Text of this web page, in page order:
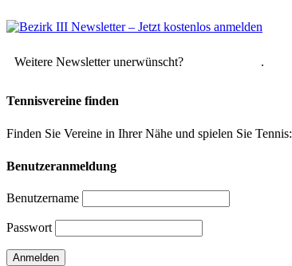
Weitere Newsletter unerwünscht? .
Tennisvereine finden
Finden Sie Vereine in Ihrer Nähe und spielen Sie Tennis:
Benutzeranmeldung
Benutzername
Passwort